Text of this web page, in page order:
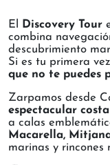
El Discovery Tour
combina
descubrimiento
Si es tu primera
que no te puedes
Zarpamos desde
espectacular
a calas
Macarella,
marinas y rincones